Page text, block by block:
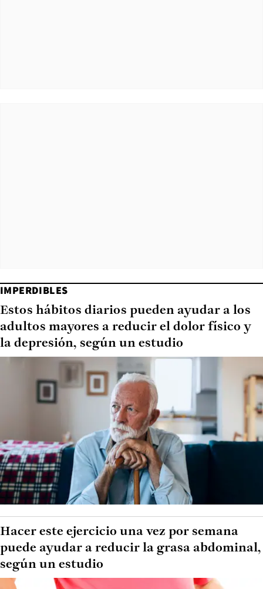
IMPERDIBLES
Estos hábitos diarios pueden ayudar a los
adultos mayores a reducir el dolor físico y
la depresión, según un estudio
Hacer este ejercicio una vez por semana
puede ayudar a reducir la grasa abdominal,
según un estudio